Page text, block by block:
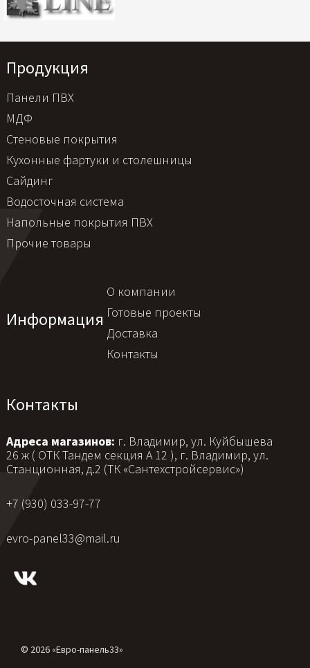
Продукция
Панели ПВХ
МДФ
Стеновые покрытия
Кухонные фартуки и столешницы
Сайдинг
Водосточная система
Напольные покрытия ПВХ
Прочие товары
Информация
О компании
Готовые проекты
Доставка
Контакты
Контакты
Адреса магазинов: г. Владимир, ул. Куйбышева
26 ж ( ОТК Тандем секция А 12 ), г. Владимир, ул.
Станционная, д.2 (ТК «Сантехстройсервис»)
+7 (930) 033-97-77
evro-panel33@mail.ru
© 2026 «Евро-панель33»